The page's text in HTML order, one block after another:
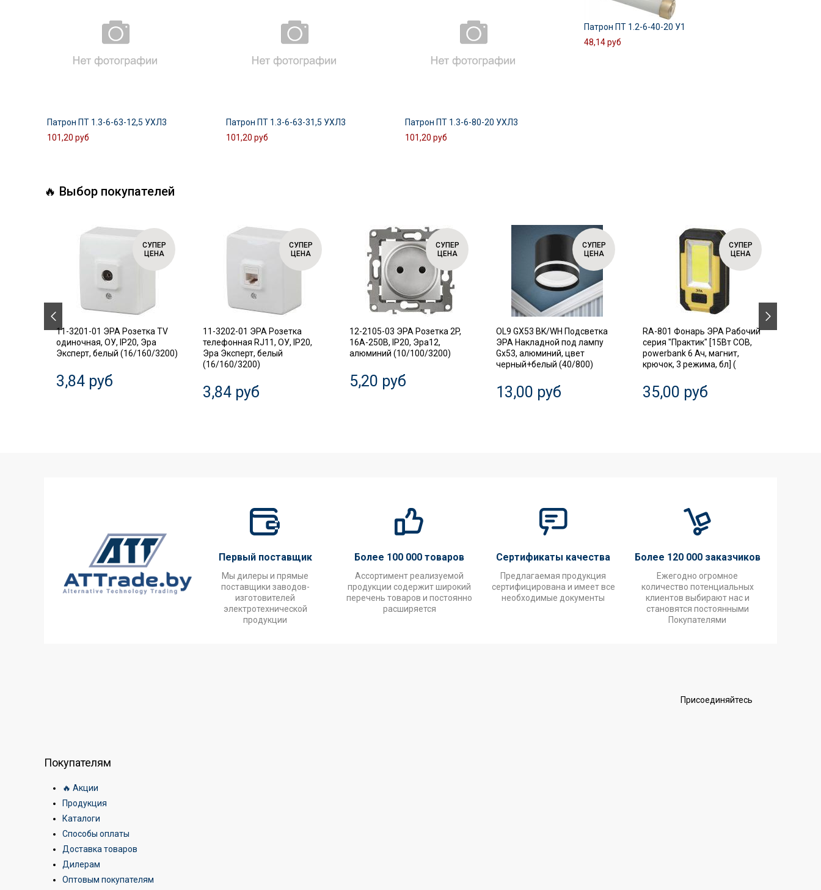
Патрон ПТ 1.3-6-63-12,5 УХЛ3
101,20 руб
Патрон ПТ 1.3-6-63-31,5 УХЛ3
101,20 руб
Патрон ПТ 1.3-6-80-20 УХЛ3
101,20 руб
Патрон ПТ 1.2-6-40-20 У1
48,14 руб
🔥 Выбор покупателей
СУПЕР
ЦЕНА
11-3201-01 ЭРА Розетка TV
одиночная, ОУ, IP20, Эра
Эксперт, белый (16/160/3200)
3,84 руб
СУПЕР
ЦЕНА
11-3202-01 ЭРА Розетка
телефонная RJ11, ОУ, IP20,
Эра Эксперт, белый
(16/160/3200)
3,84 руб
СУПЕР
ЦЕНА
12-2105-03 ЭРА Розетка 2P,
16A-250В, IP20, Эра12,
алюминий (10/100/3200)
5,20 руб
СУПЕР
ЦЕНА
OL9 GX53 BK/WH Подсветка
ЭРА Накладной под лампу
Gx53, алюминий, цвет
черный+белый (40/800)
13,00 руб
СУПЕР
ЦЕНА
RA-801 Фонарь ЭРА Рабочий
серия "Практик" [15Вт COB,
powerbank 6 Ач, магнит,
крючок, 3 режима, бл] (
35,00 руб
Первый поставщик
Мы дилеры и прямые
поставщики заводов-
изготовителей
электротехнической
продукции
Более 100 000 товаров
Ассортимент реализуемой
продукции содержит широкий
перечень товаров и постоянно
расширяется
Сертификаты качества
Предлагаемая продукция
сертифицирована и имеет все
необходимые документы
Более 120 000 заказчиков
Ежегодно огромное
количество потенциальных
клиентов выбирают нас и
становятся постоянными
Покупателями
Присоединяйтесь
Покупателям
🔥 Акции
Продукция
Каталоги
Способы оплаты
Доставка товаров
Дилерам
Оптовым покупателям